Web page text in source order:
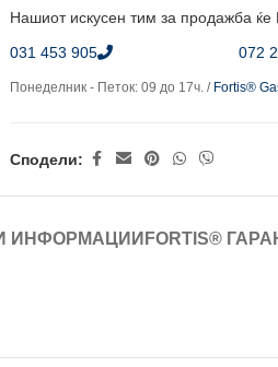
Нашиот искусен тим за продажба ќе
031 453 905
072
Понеделник - Петок: 09 до 17ч. / Fortis®
Сподели:
ИНФОРМАЦИИ FORTIS®